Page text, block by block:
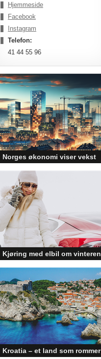
Hjemmeside
Facebook
Instagram
Telefon:
41 44 55 96
Norges økonomi viser vekst
og påvirker byggebransjen
Den norske økonomien har vist
jevn vekst de siste tre kvartalene,
noe som skaper optimisme på
tvers av ulike sektorer.
Byggebransjen er spesielt godt
posisjonert til å dra nytte av denne
økonomiske oppgangen.
Kjøring med elbil om vinteren
– hvordan få bedre
rekkevidde?
Elbiler (EV) representerer
fremtiden for transport, men deres
effektivitet under utfordrende
vinterforhold kan være en
utfordring.
Kroatia – et land som rommer